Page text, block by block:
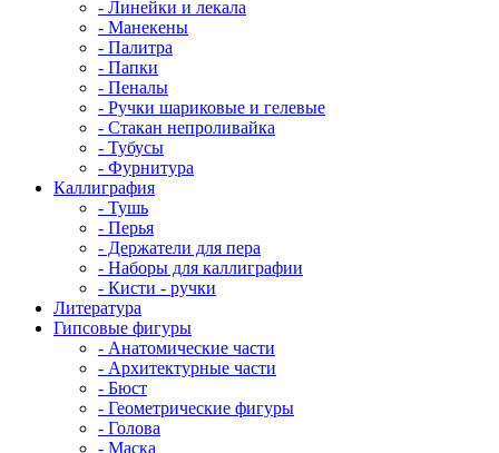
- Линейки и лекала
- Манекены
- Палитра
- Папки
- Пеналы
- Ручки шариковые и гелевые
- Стакан непроливайка
- Тубусы
- Фурнитура
Каллиграфия
- Тушь
- Перья
- Держатели для пера
- Наборы для каллиграфии
- Кисти - ручки
Литература
Гипсовые фигуры
- Анатомические части
- Архитектурные части
- Бюст
- Геометрические фигуры
- Голова
- Маска